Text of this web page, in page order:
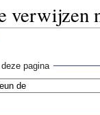
verwijzen
pagina